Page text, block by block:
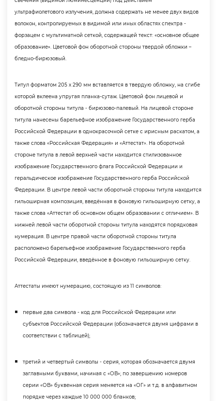
ультрафиолетового излучения, должна содержать не менее двух видо
олокон, контролируемых в видимой или иных областях спектра -
форзацем с мультиматной сеткой, содержащей текст: «основное общее
образование». Цветовой фон оборотной стороны твердой обложки –
ледно-бирюзовый.
Титул форматом 205 х 290 мм вставляется в твердую обложку, на сгибе
которой вклеена упругая планка-сутаж. Цветовой фон лицевой и
оборотной стороны титула - бирюзово-палевый. На лицевой стороне
титула нанесены барельефное изображение Государственного герба
Российской Федерации в однокрасочной сетке с ирисным раскатом, а
также слова «Российская Федерация» и «Аттестат». На оборотной
стороне титула в левой верхней части находится стилизованное
изображение Государственного флага Российской Федерации и
еральдическое изображение Государственного герба Российской
Федерации. В центре левой части оборотной стороны титула находится
ильоширная композиция, введённая в фоновую гильоширную сетку, а
также слова «Аттестат об основном общем образовании с отличием».
нижней левой части оборотной стороны титула находятся порядковая
нумерация. В центре правой части оборотной стороны титула
расположено барельефное изображение Государственного герба
Российской Федерации, введённое в фоновую гильоширную сетку.
Аттестаты имеют нумерацию, состоящую из 11 символов:
первые два символа - код для Российской Федерации или
субъектов Российской Федерации (обозначается двумя цифрами
соответствии с таблицей);
третий и четвертый символы - серия, которая обозначается двумя
заглавными буквами, начиная с «ОВ»; по завершению номеро
серии «ОВ» буквенная серия меняется на «ОГ» и т.д. в алфавитном
порядке через каждые 10 000 000 бланков;